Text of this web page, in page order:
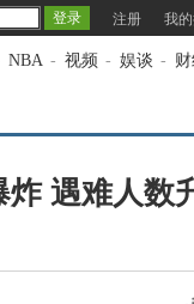
注册 我
NBA - 视频 - 娱谈 -
炸 遇难人数